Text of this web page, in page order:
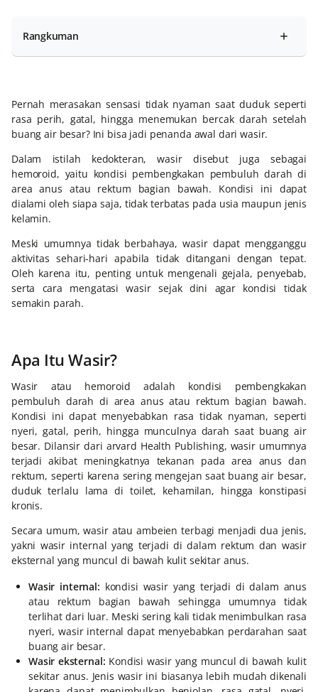
Rangkuman
Pernah merasakan sensasi tidak nyaman saat duduk seperti
rasa perih, gatal, hingga menemukan bercak darah setelah
buang air besar? Ini bisa jadi penanda awal dari wasir.
Dalam istilah kedokteran, wasir disebut juga sebagai
hemoroid, yaitu kondisi pembengkakan pembuluh darah di
area anus atau rektum bagian bawah. Kondisi ini dapat
dialami oleh siapa saja, tidak terbatas pada usia maupun jenis
kelamin.
Meski umumnya tidak berbahaya, wasir dapat mengganggu
aktivitas sehari-hari apabila tidak ditangani dengan tepat.
Oleh karena itu, penting untuk mengenali gejala, penyebab,
serta cara mengatasi wasir sejak dini agar kondisi tidak
semakin parah.
Apa Itu Wasir?
Wasir atau hemoroid adalah kondisi pembengkakan
pembuluh darah di area anus atau rektum bagian bawah.
Kondisi ini dapat menyebabkan rasa tidak nyaman, seperti
nyeri, gatal, perih, hingga munculnya darah saat buang air
besar. Dilansir dari arvard Health Publishing, wasir umumnya
terjadi akibat meningkatnya tekanan pada area anus dan
rektum, seperti karena sering mengejan saat buang air besar,
duduk terlalu lama di toilet, kehamilan, hingga konstipasi
kronis.
Secara umum, wasir atau ambeien terbagi menjadi dua jenis,
yakni wasir internal yang terjadi di dalam rektum dan wasir
eksternal yang muncul di bawah kulit sekitar anus.
Wasir internal: kondisi wasir yang terjadi di dalam anus
atau rektum bagian bawah sehingga umumnya tidak
terlihat dari luar. Meski sering kali tidak menimbulkan rasa
nyeri, wasir internal dapat menyebabkan perdarahan saat
buang air besar.
Wasir eksternal: Kondisi wasir yang muncul di bawah kulit
sekitar anus. Jenis wasir ini biasanya lebih mudah dikenali